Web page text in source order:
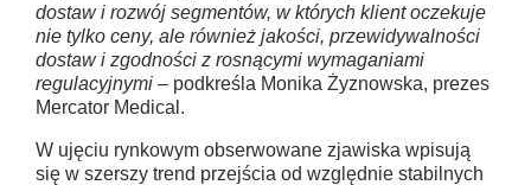
dostaw i rozwój segmentów, w których klient oczekuje
nie tylko ceny, ale również jakości, przewidywalności
dostaw i zgodności z rosnącymi wymaganiami
regulacyjnymi – podkreśla Monika Żyznowska, prezes
Mercator Medical.
W ujęciu rynkowym obserwowane zjawiska wpisują
się w szerszy trend przejścia od względnie stabilnych